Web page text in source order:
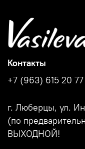
Контакты
+7 (963) 615 20 77
г. Люберцы, ул.
(по
ВЫХОДНОЙ!